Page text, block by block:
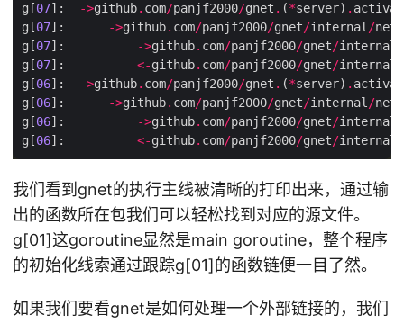
g[07]: ->github. com/panjf2000/gnet . (*server) .
g[07]: ->github. com/panjf2000/gnet/internal/
g[07]: ->github. com/panjf2000/gnet/internal
g[07]: <-github. com/panjf2000/gnet/internal
g[06]: ->github. com/panjf2000/gnet . (*server) .
g[06]: ->github. com/panjf2000/gnet/internal/
g[06]: ->github. com/panjf2000/gnet/internal
g[06]: <-github. com/panjf2000/gnet/internal
我们看到gnet的执行主线被清晰的打印出来，通过输
出的函数所在包我们可以轻松找到对应的源文件。
g[01]这goroutine显然是main goroutine，整个程序
的初始化线索通过跟踪g[01]的函数链便一目了然。
如果我们要看gnet是如何处理一个外部链接的，我们